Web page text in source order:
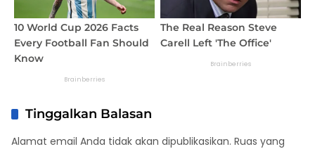
Tinggalkan Balasan
Alamat email Anda tidak akan dipublikasikan. Ruas yang